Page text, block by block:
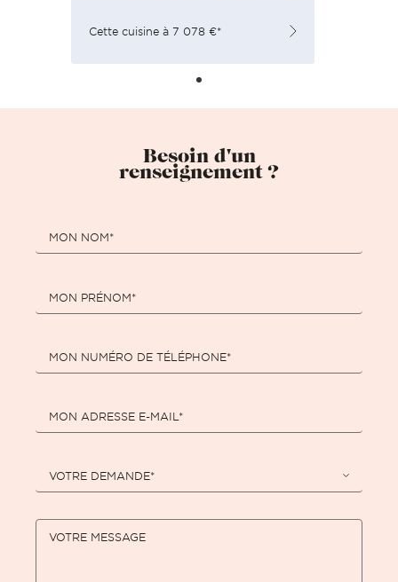
Cette cuisine à 7 078 €*
Besoin d'un
renseignement ?
MON NOM*
MON PRÉNOM*
MON NUMÉRO DE TÉLÉPHONE*
MON ADRESSE E-MAIL*
VOTRE DEMANDE*
VOTRE MESSAGE